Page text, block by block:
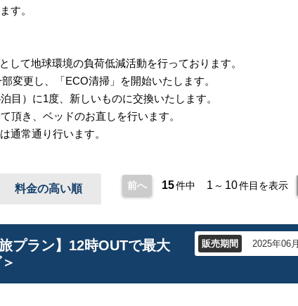
す。
て地球環境の負荷低減活動を行っております。
変更し、「ECO清掃」を開始いたします。
目）に1度、新しいものに交換いたします。
頂き、ベッドのお直しを行います。
通常通り行います。
料金の高い順 前へ 15件中 1 ～ 10件目を表示
プラン】12時OUTで最大
販売期間 2025年06